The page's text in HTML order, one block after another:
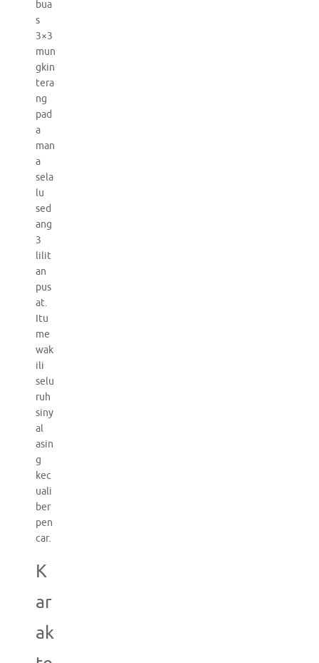
bua
s
3×3
mun
gkin
tera
ng
pad
a
man
a
sela
lu
sed
ang
3
lilit
an
pus
at.
Itu
me
wak
ili
selu
ruh
siny
al
asin
g
kec
uali
ber
pen
car.
K
ar
ak